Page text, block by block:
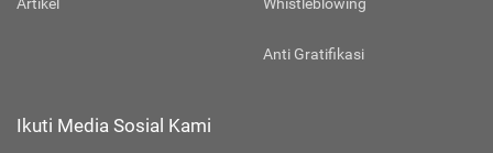
Anti Gratifikasi
Ikuti Media Sosial Kami